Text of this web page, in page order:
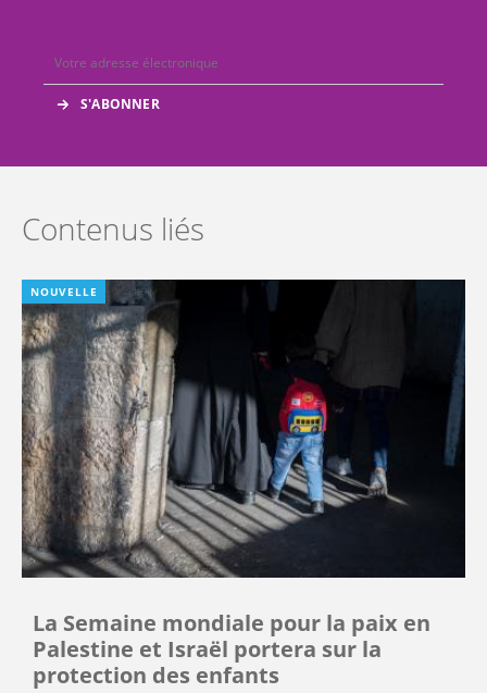
Contenus liés
NOUVELLE
La Semaine mondiale pour la paix en
Palestine et Israël portera sur la
protection des enfants